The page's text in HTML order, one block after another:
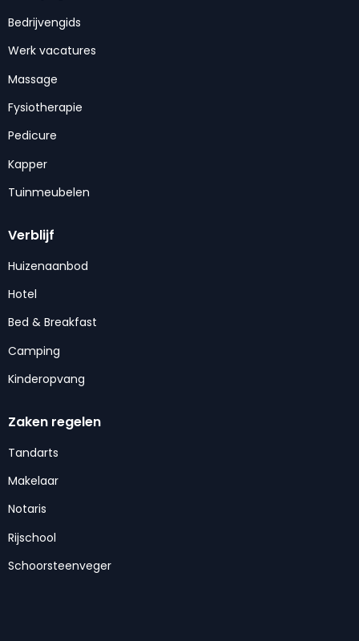
Bedrijvengids
Werk vacatures
Massage
Fysiotherapie
Pedicure
Kapper
Tuinmeubelen
Verblijf
Huizenaanbod
Hotel
Bed & Breakfast
Camping
Kinderopvang
Zaken regelen
Tandarts
Makelaar
Notaris
Rijschool
Schoorsteenveger